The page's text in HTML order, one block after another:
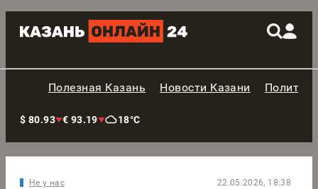
Полезная Казань Новости Казани
$ 80.93 € 93.19 18°C
Не у нас 22.05.2026, 18:38